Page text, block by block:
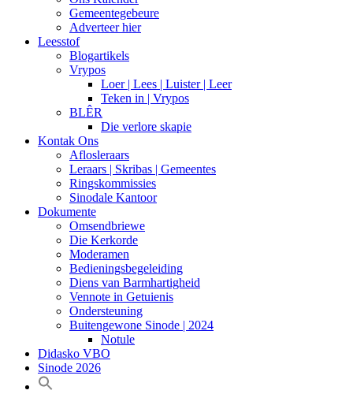
Gemeentegebeure
Adverteer hier
Leesstof
Blogartikels
Vrypos
Loer | Lees | Luister | Leer
Teken in | Vrypos
BLÊR
Die verlore skapie
Kontak Ons
Aflosleraars
Leraars | Skribas | Gemeentes
Ringskommissies
Sinodale Kantoor
Dokumente
Omsendbriewe
Die Kerkorde
Moderamen
Bedieningsbegeleiding
Diens van Barmhartigheid
Vennote in Getuienis
Ondersteuning
Buitengewone Sinode | 2024
Notule
Didasko VBO
Sinode 2026